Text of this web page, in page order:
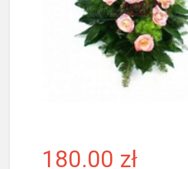
180.00 zł